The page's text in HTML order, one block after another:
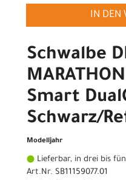
IN DEN
Schwalbe
Smart
Schwarz/
Modelljahr
Lieferbar, in drei bis
Art.Nr. SB11159077.01